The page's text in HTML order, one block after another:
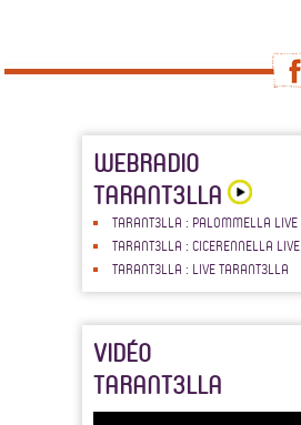
WEBRADIO
TARANT3LLA
TARANT3LLA : PALOMMELLA LIVE
TARANT3LLA : CICERENNELLA LIVE
TARANT3LLA : LIVE TARANT3LLA
VIDÉO
TARANT3LLA